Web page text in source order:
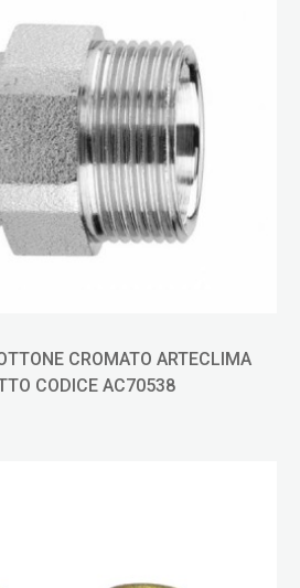
CROMATO ARTECLIMA
CODICE AC70538